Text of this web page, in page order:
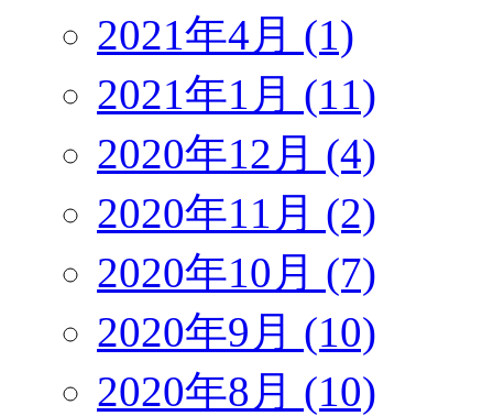
2021年4月 (1)
2021年1月 (11)
2020年12月 (4)
2020年11月 (2)
2020年10月 (7)
2020年9月 (10)
2020年8月 (10)